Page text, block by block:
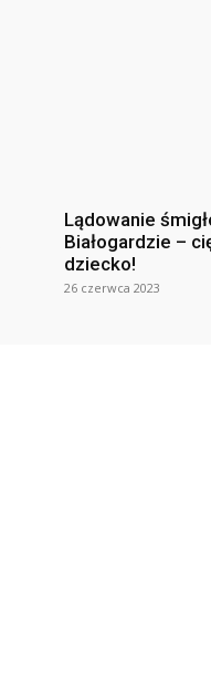
Lądowanie
Białogardzie –
dziecko!
26 czerwca 2023